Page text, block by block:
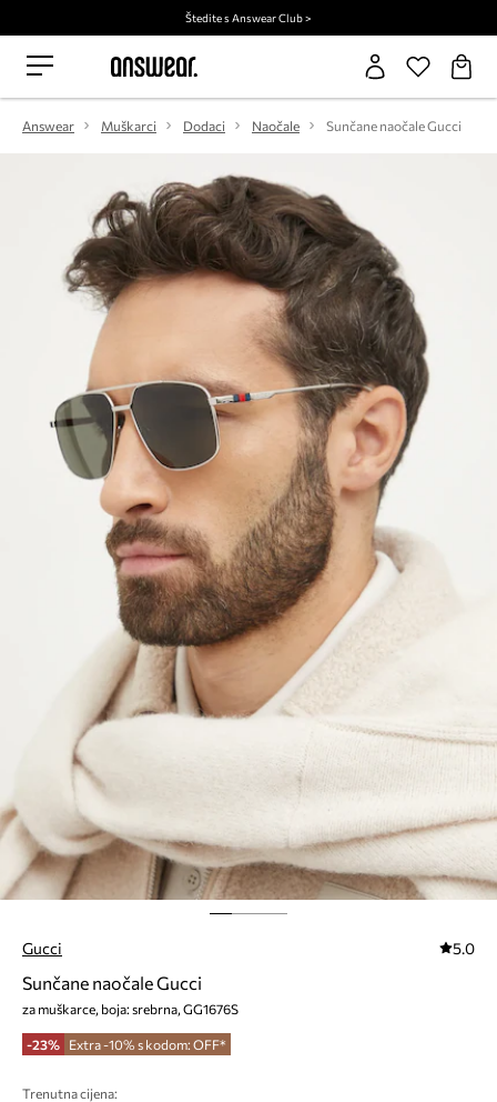
Štedite s Answear Club >
Answear Muškarci Dodaci Naočale Sunčane naočale Gucci
Gucci 5.0
Sunčane naočale Gucci
za muškarce, boja: srebrna, GG1676S
-23% Extra -10% s kodom: OFF*
Trenutna cijena: